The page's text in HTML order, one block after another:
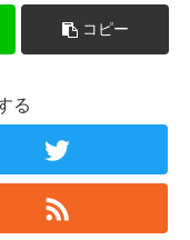
コピー
る